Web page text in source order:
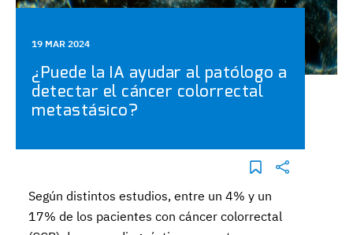
19 MAR 2024
¿Puede la IA ayudar al patólogo a
detectar el cáncer colorrectal
metastásico?
Según distintos estudios, entre un 4% y un
17% de los pacientes con cáncer colorrectal